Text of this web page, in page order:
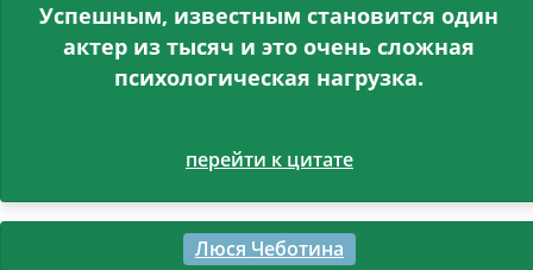
Успешным, известным становится один
актер из тысяч и это очень сложная
психологическая нагрузка.
перейти к цитате
Люся Чеботина